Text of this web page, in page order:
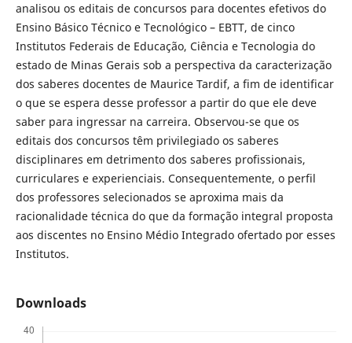
analisou os editais de concursos para docentes efetivos do
Ensino Básico Técnico e Tecnológico – EBTT, de cinco
Institutos Federais de Educação, Ciência e Tecnologia do
estado de Minas Gerais sob a perspectiva da caracterização
dos saberes docentes de Maurice Tardif, a fim de identificar
o que se espera desse professor a partir do que ele deve
saber para ingressar na carreira. Observou-se que os
editais dos concursos têm privilegiado os saberes
disciplinares em detrimento dos saberes profissionais,
curriculares e experienciais. Consequentemente, o perfil
dos professores selecionados se aproxima mais da
racionalidade técnica do que da formação integral proposta
aos discentes no Ensino Médio Integrado ofertado por esses
Institutos.
Downloads